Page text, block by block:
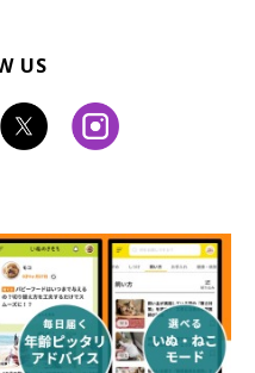
ぬ・ねこのきもち」で投稿
ので予めご了承ください。
US